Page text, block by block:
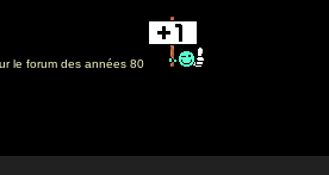
le forum des années 80